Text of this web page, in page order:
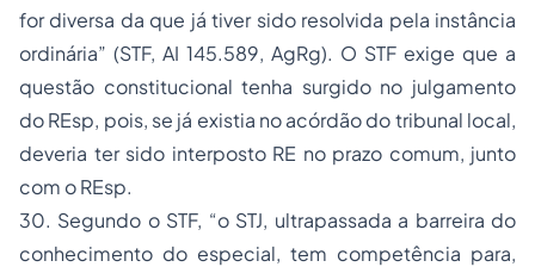
fordiversa da que já tiver sido resolvida pela instância
ordinária” (STF, AI 145.589, AgRg). O STF exige que a
questão constitucional tenha surgido no julgamento
do REsp, pois, se já existia no acórdão do tribunal local,
deveria ter sido interposto RE no prazo comum, junto
com o REsp.
30. Segundo o STF, “o STJ, ultrapassada a barreira do
conhecimento do especial, tem competência para,